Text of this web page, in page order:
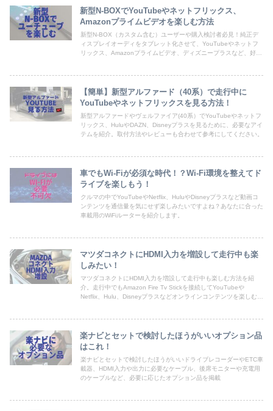
新型N-BOXでYouTubeやネットフリックス、
Amazonプライムビデオを楽しむ方法
新型N-BOX（カスタム含む）ユーザーや購入検討者必見！純正デ
ィスプレイオーディをタブレット化させて、YouTubeやネットフ
リックス、Amazonプライムビデオ、ディズニープラスなど、好き
【簡単】新型アルファード（40系）で走行中に
YouTubeやネットフリックスを見る方法！
新型アルファードやヴェルファイア(40系）でYouTubeやネットフ
リックス、HuluやDAZN、Disneyプラスを見るために、必要なアイ
テムを紹介。取付方法やレビューも合わせて参考にしてください。
車でもWi-Fiが必須な時代！？Wi-Fi環境を整えてド
ライブを楽しもう！
クルマの中でYouTubeやNetflix、HuluやDisneyプラスなど動画コ
ンテンツを通信量を気にせず楽しみたいですよね？あなたに合った
車載用のWiFiルーターを紹介します。
マツダコネクトにHDMI入力を増設して走行中も楽
しみたい！
マツダコネクトにHDMI入力を増設して走行中も楽しむ方法を紹
介。走行中でもAmazon Fire Tv Stickを接続してYouTubeや
Netflix、Hulu、Disneyプラスなどオンラインコンテンツを楽しむ方
楽ナビとセットで検討したほうがいいオプション品
はこれ！
楽ナビとセットで検討したほうがいいドライブレコーダーやETC車
載器、HDMI入力や出力に必要なケーブル、後席モニターや充電用
のケーブルなど、必要に応じたオプション品を掲載